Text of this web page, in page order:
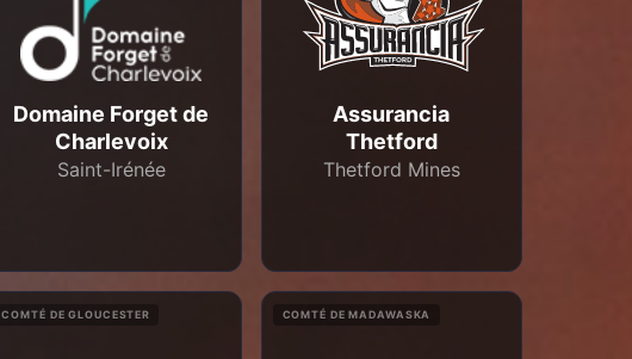
Domaine Forget de
Charlevoix
Saint-Irénée
Assurancia
Thetford
Thetford Mines
COMTÉ DE GLOUCESTER COMTÉ DE MADAWASKA